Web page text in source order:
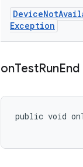
DeviceNot
Exception
onTestRunEnd
public void